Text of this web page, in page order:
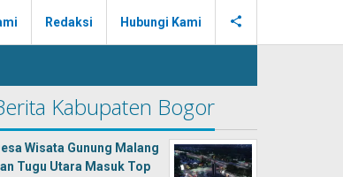
Redaksi Hubungi Kami
Kabupaten Bogor
Wisata Gunung Malang
Tugu Utara Masuk Top